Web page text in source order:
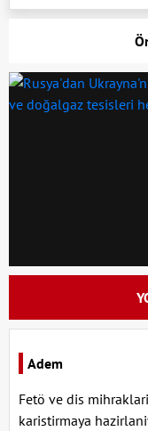
Adem
Fetö ve dis
karistirmaya